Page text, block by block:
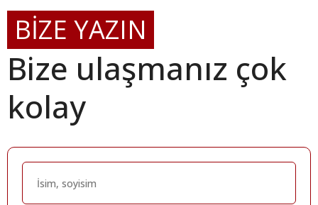
BİZE YAZIN
Bize ulaşmanız çok
kolay